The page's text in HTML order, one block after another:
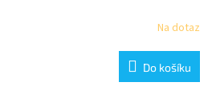
Na dotaz
Do košíku